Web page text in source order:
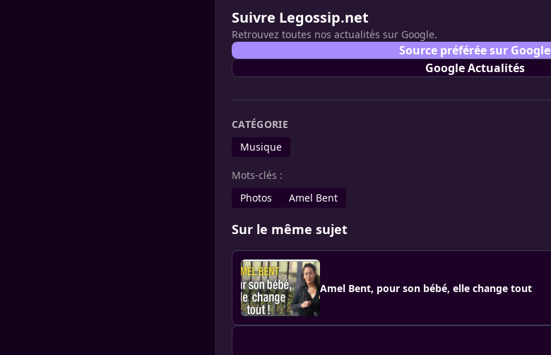
Suivre Legossip.net
Retrouvez toutes nos actualités sur Google.
Source préférée sur Google
Google Actualités
CATÉGORIE
Musique
Mots-clés :
Photos
Amel Bent
Sur le même sujet
Amel Bent, pour son bébé, elle change tout